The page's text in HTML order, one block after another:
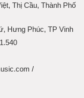
Thị Cầu, Thành Phố
Hưng Phúc, TP Vinh
/